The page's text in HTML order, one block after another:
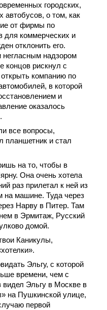
городских,
автобусов, о том, как
от фирмы по
для коммерческих и
отклонить его.
надзором
концов рискнул с
компанию по
в которой
и
оказалось
все вопросы,
планшетник и стал
на то, чтобы в
Она очень хотела
раз прилетал к ней из
на машине. Туда через
Нарву в Питер. Там
в Эрмитаж, Русский
домой.
Каникулы,
Эльгу, с которой
времени, чем с
Эльгу в Москве в
на Пушкинской улице,
первой